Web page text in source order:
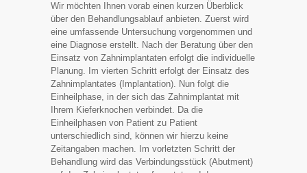
Wir möchten Ihnen vorab einen kurzen Überblick
über den Behandlungsablauf anbieten. Zuerst wird
eine umfassende Untersuchung vorgenommen und
eine Diagnose erstellt. Nach der Beratung über den
Einsatz von Zahnimplantaten erfolgt die individuelle
Planung. Im vierten Schritt erfolgt der Einsatz des
Zahnimplantates (Implantation). Nun folgt die
Einheilphase, in der sich das Zahnimplantat mit
Ihrem Kieferknochen verbindet. Da die
Einheilphasen von Patient zu Patient
unterschiedlich sind, können wir hierzu keine
Zeitangaben machen. Im vorletzten Schritt der
Behandlung wird das Verbindungsstück (Abutment)